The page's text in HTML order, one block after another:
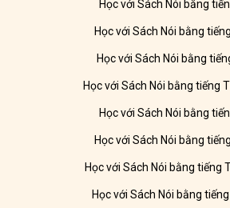
Học với Sách Nói bằng
Học với Sách Nói bằng
Học với Sách Nói bằng
Học với Sách Nói bằng tiếng
Học với Sách Nói bằng
Học với Sách Nói bằng
Học với Sách Nói bằng tiếng
Học với Sách Nói bằng